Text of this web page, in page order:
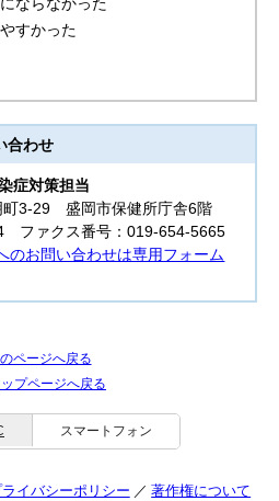
ならなかった
すかった
合わせ
症対策担当
3-29 盛岡市保健所庁舎6階
ファクス番号：019-654-5665
お問い合わせは専用フォーム
ページへ戻る
ップページへ戻る
スマートフォン
ライバシーポリシー 著作権について